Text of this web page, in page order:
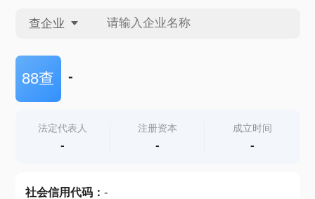
查企业
查企业
查产地
88查 -
法定代表人
-
注册资本
-
成立时间
-
社会信用代码： -